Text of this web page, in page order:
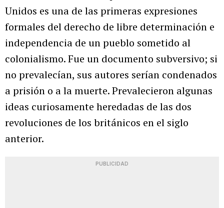
Unidos es una de las primeras expresiones
formales del derecho de libre determinación e
independencia de un pueblo sometido al
colonialismo. Fue un documento subversivo; si
no prevalecían, sus autores serían condenados
a prisión o a la muerte. Prevalecieron algunas
ideas curiosamente heredadas de las dos
revoluciones de los británicos en el siglo
anterior.
PUBLICIDAD